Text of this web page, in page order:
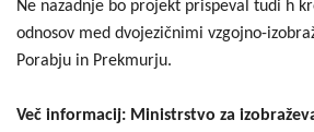
Ne nazadnje bo projekt prispeval tudi h
odnosov med dvojezičnimi vzgojno-
Porabju in Prekmurju.
Več informacij: Ministrstvo za